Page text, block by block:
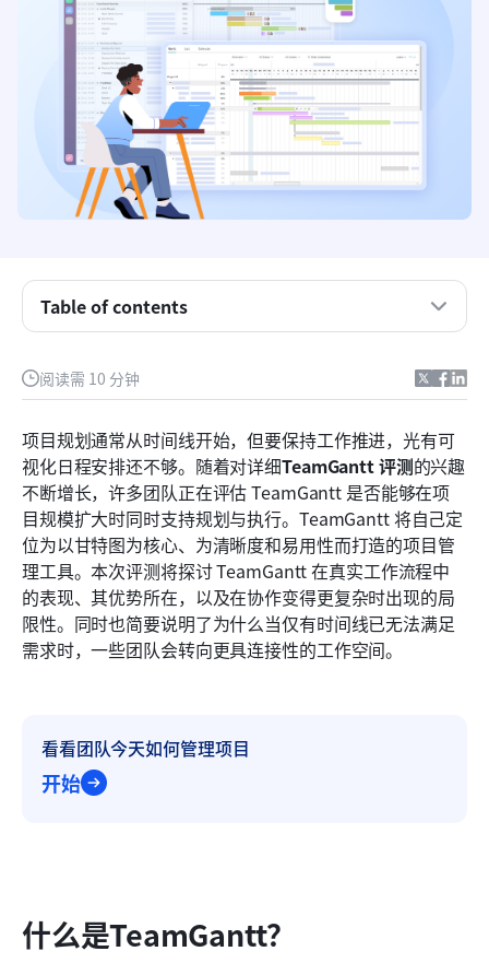
阅读需 10 分钟
项目规划通常从时间线开始，但要保持工作推进，光有可
视化日程安排还不够。随着对详细TeamGantt 评测的兴趣
不断增长，许多团队正在评估 TeamGantt 是否能够在项
目规模扩大时同时支持规划与执行。TeamGantt 将自己定
位为以甘特图为核心、为清晰度和易用性而打造的项目管
理工具。本次评测将探讨 TeamGantt 在真实工作流程中
的表现、其优势所在，以及在协作变得更复杂时出现的局
限性。同时也简要说明了为什么当仅有时间线已无法满足
需求时，一些团队会转向更具连接性的工作空间。
看看团队今天如何管理项目
开始
什么是TeamGantt？
Table of contents
什么是TeamGantt？
TeamGantt 核心功能与特性详解
TeamGantt 定价套餐：TeamGantt 的费用是多少
TeamGantt 的优缺点：真实用户的评价
认识 Lark：在一个平台实现顺畅的协作与工作流程
TeamGantt 与 Lark：一览主要差异
谁应该选择哪个工具？
结论
常见问题
相关阅读